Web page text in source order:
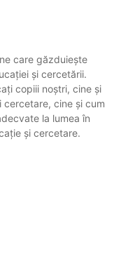
care găzduiește
și cercetării.
copiii noștri, cine și
cine și cum
la lumea în
și cercetare.